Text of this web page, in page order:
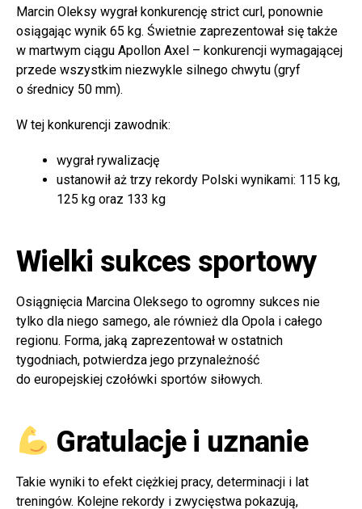
Marcin Oleksy wygrał konkurencję strict curl, ponownie
osiągając wynik 65 kg. Świetnie zaprezentował się także
w martwym ciągu Apollon Axel – konkurencji wymagającej
przede wszystkim niezwykle silnego chwytu (gryf
o średnicy 50 mm).
W tej konkurencji zawodnik:
wygrał rywalizację
ustanowił aż trzy rekordy Polski wynikami: 115 kg,
125 kg oraz 133 kg
Wielki sukces sportowy
Osiągnięcia Marcina Oleksego to ogromny sukces nie
tylko dla niego samego, ale również dla Opola i całego
regionu. Forma, jaką zaprezentował w ostatnich
tygodniach, potwierdza jego przynależność
do europejskiej czołówki sportów siłowych.
Gratulacje i uznanie
Takie wyniki to efekt ciężkiej pracy, determinacji i lat
treningów. Kolejne rekordy i zwycięstwa pokazują,